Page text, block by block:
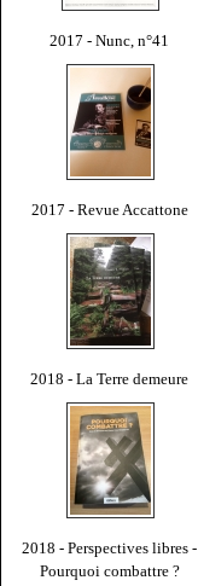
2017 - Nunc, n°41
2017 - Revue Accattone
2018 - La Terre demeure
2018 - Perspectives libres -
Pourquoi combattre ?